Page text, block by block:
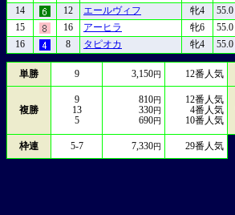
14
12 エールヴィフ 牝4 55.0
15
16 アーヒラ 牝6 55.0
16
8 タピオカ 牝4 55.0
単勝 9 3,150円 12番人気
複勝
9
13
5
810円
330円
690円
12番人気
4番人気
10番人気
枠連 5-7 7,330円 29番人気